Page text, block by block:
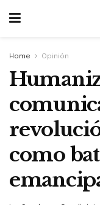
Home Opinión
como